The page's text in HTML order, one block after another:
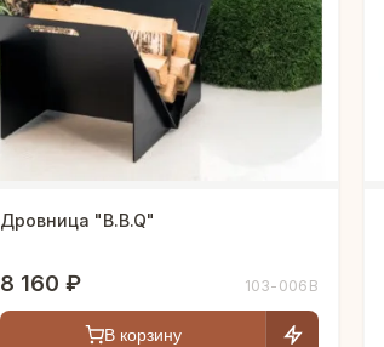
Дровница "B.B.Q"
8 160 ₽ 103-006B
В корзину